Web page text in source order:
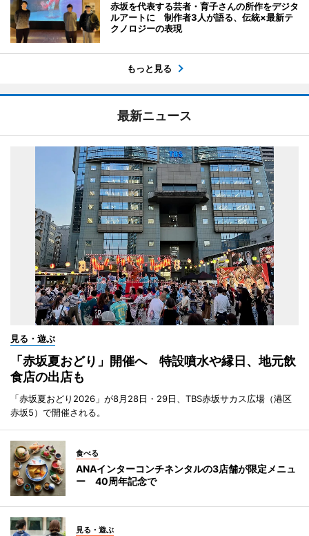
赤坂を代表する芸者・育子さんの所作をデジタ
ルアートに 制作者3人が語る、伝統×最新テ
クノロジーの表現
もっと見る
最新ニュース
見る・遊ぶ
「赤坂夏おどり」開催へ 特設噴水や縁日、地元飲
食店の出店も
「赤坂夏おどり2026」が8月28日・29日、TBS赤坂サカス広場（港区
赤坂5）で開催される。
食べる
ANAインターコンチネンタルの3店舗が限定メニュ
ー 40周年記念で
見る・遊ぶ